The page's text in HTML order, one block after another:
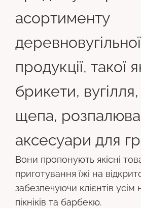
асортименту
деревновугільної
продукції, такої
брикети,
щепа,
аксесуари для
Вони пропонують якісні
приготування їжі на
забезпечуючи клієнтів усім
пікніків та барбекю.